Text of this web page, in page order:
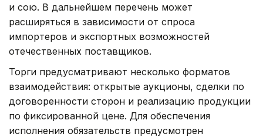
и сою. В дальнейшем перечень может
расширяться в зависимости от спроса
импортеров и экспортных возможностей
отечественных поставщиков.
Торги предусматривают несколько форматов
взаимодействия: открытые аукционы, сделки по
договоренности сторон и реализацию продукции
по фиксированной цене. Для обеспечения
исполнения обязательств предусмотрен